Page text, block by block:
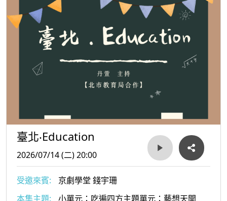
臺北‧Education
2026/07/14 (二) 20:00
受邀來賓:
京劇學堂 錢宇珊
本集主題:
小單元：吃遍四方主題單元：藝想天開